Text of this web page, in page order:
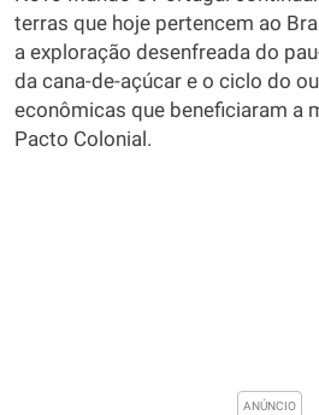
terras que hoje pertencem ao
a exploração desenfreada do
da cana-de-açúcar e o ciclo do
econômicas que beneficiaram a
Pacto Colonial.